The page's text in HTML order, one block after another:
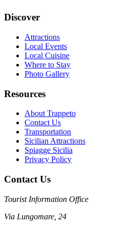
Discover
Attractions
Local Events
Local Cuisine
Where to Stay
Photo Gallery
Resources
About Trappeto
Contact Us
Transportation
Sicilian Attractions
Spiagge Sicilia
Privacy Policy
Contact Us
Tourist Information Office
Via Lungomare, 24